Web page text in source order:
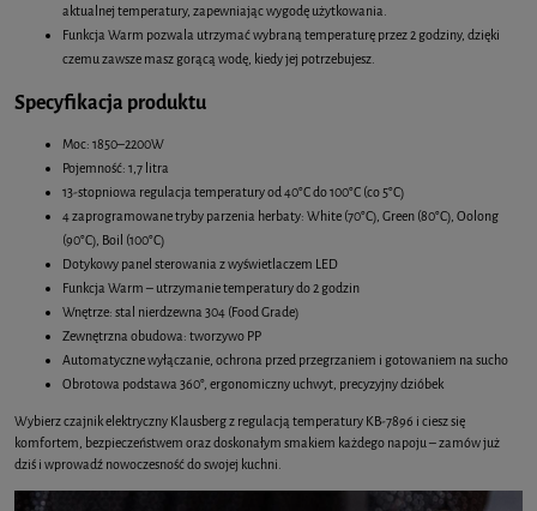
aktualnej temperatury, zapewniając wygodę użytkowania.
Funkcja Warm pozwala utrzymać wybraną temperaturę przez 2 godziny, dzięki
czemu zawsze masz gorącą wodę, kiedy jej potrzebujesz.
Specyfikacja produktu
Moc: 1850–2200W
Pojemność: 1,7 litra
13-stopniowa regulacja temperatury od 40°C do 100°C (co 5°C)
4 zaprogramowane tryby parzenia herbaty: White (70°C), Green (80°C), Oolong
(90°C), Boil (100°C)
Dotykowy panel sterowania z wyświetlaczem LED
Funkcja Warm – utrzymanie temperatury do 2 godzin
Wnętrze: stal nierdzewna 304 (Food Grade)
Zewnętrzna obudowa: tworzywo PP
Automatyczne wyłączanie, ochrona przed przegrzaniem i gotowaniem na sucho
Obrotowa podstawa 360°, ergonomiczny uchwyt, precyzyjny dzióbek
Wybierz czajnik elektryczny Klausberg z regulacją temperatury KB-7896 i ciesz się
komfortem, bezpieczeństwem oraz doskonałym smakiem każdego napoju – zamów już
dziś i wprowadź nowoczesność do swojej kuchni.